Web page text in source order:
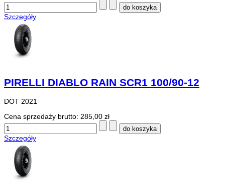
Szczegóły
PIRELLI DIABLO RAIN SCR1 100/90-12
DOT 2021
Cena sprzedaży brutto: 285,00 zł
Szczegóły